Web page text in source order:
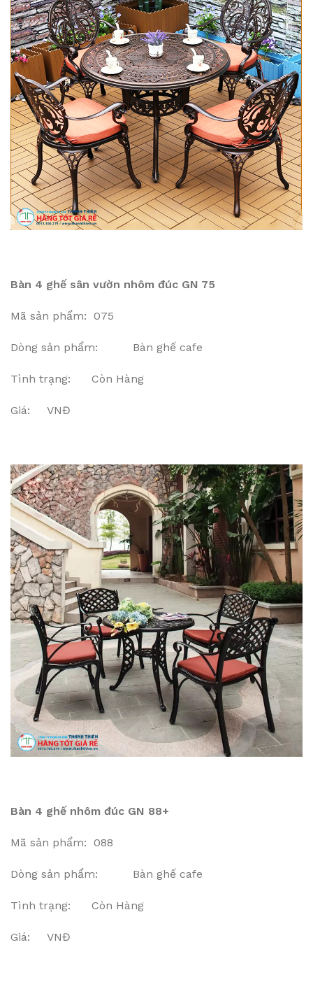
Bàn 4 ghế sân vườn nhôm đúc GN 75
Mã sản phẩm: 075
Dòng sản phẩm: Bàn ghế cafe
Tình trạng: Còn Hàng
Giá: VNĐ
Bàn 4 ghế nhôm đúc GN 88+
Mã sản phẩm: 088
Dòng sản phẩm: Bàn ghế cafe
Tình trạng: Còn Hàng
Giá: VNĐ